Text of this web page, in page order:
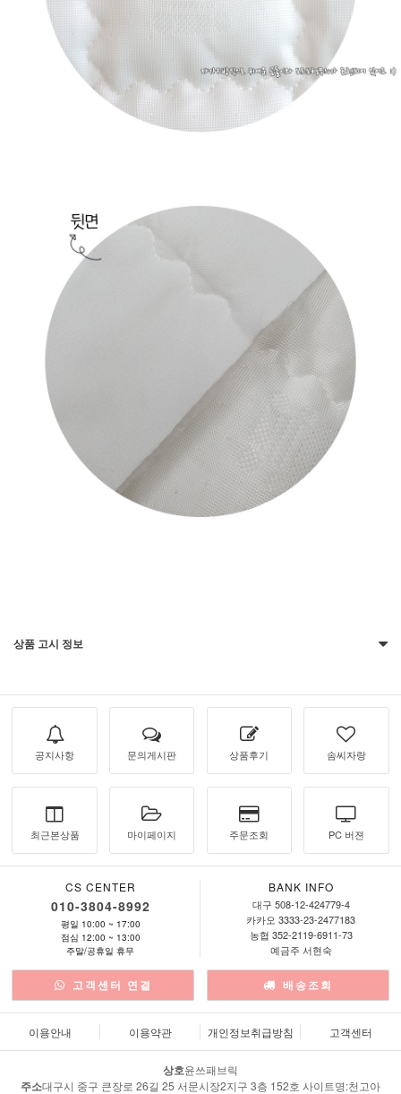
상품 고시 정보
공지사항 문의게시판 상품후기 솜씨자랑
최근본상품 마이페이지 주문조회 PC 버젼
CS CENTER
010-3804-8992
평일 10:00 ~ 17:00
점심 12:00 ~ 13:00
주말/공휴일 휴무
BANK INFO
대구 508-12-424779-4
카카오 3333-23-2477183
농협 352-2119-6911-73
예금주 서현숙
고객센터 연결 배송조회
이용안내 이용약관 개인정보취급방침 고객센터
상호윤쓰패브릭
주소대구시 중구 큰장로 26길 25 서문시장2지구 3층 152호 사이트명:천고아